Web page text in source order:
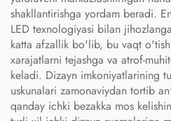
shakllantirishga yordam beradi.
LED texnologiyasi bilan
katta afzallik bo'lib, bu vaqt
xarajatlarni tejashga va atrof-
keladi. Dizayn imkoniyatlarining
uskunalari zamonaviydan tortib
qanday ichki bezakka mos